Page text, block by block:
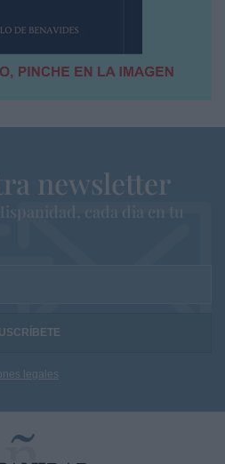
newsletter
cada dia en tu
legales